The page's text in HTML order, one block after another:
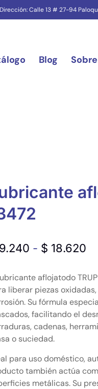
Dirección: Calle 13 # 27-94
Blog
9.240 - $ 18.620
aflojatodo
liberar piezas
Su fórmula
facilitando el
cadenas,
o suciedad.
para uso doméstico,
también actúa
metálicas. Su